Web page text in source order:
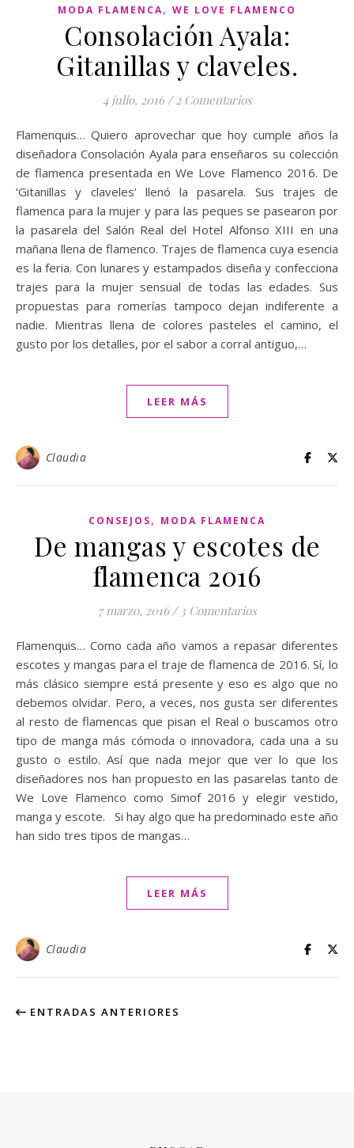
MODA FLAMENCA, WE LOVE FLAMENCO
Consolación Ayala:
Gitanillas y claveles.
4 julio, 2016 / 2 Comentarios
Flamenquis… Quiero aprovechar que hoy cumple años la
diseñadora Consolación Ayala para enseñaros su colección
de flamenca presentada en We Love Flamenco 2016. De
‘Gitanillas y claveles’ llenó la pasarela. Sus trajes de
flamenca para la mujer y para las peques se pasearon por
la pasarela del Salón Real del Hotel Alfonso XIII en una
mañana llena de flamenco. Trajes de flamenca cuya esencia
es la feria. Con lunares y estampados diseña y confecciona
trajes para la mujer sensual de todas las edades. Sus
propuestas para romerías tampoco dejan indiferente a
nadie. Mientras llena de colores pasteles el camino, el
gusto por los detalles, por el sabor a corral antiguo,…
LEER MÁS
Claudia
CONSEJOS, MODA FLAMENCA
De mangas y escotes de
flamenca 2016
7 marzo, 2016 / 3 Comentarios
Flamenquis… Como cada año vamos a repasar diferentes
escotes y mangas para el traje de flamenca de 2016. Sí, lo
más clásico siempre está presente y eso es algo que no
debemos olvidar. Pero, a veces, nos gusta ser diferentes
al resto de flamencas que pisan el Real o buscamos otro
tipo de manga más cómoda o innovadora, cada una a su
gusto o estilo. Así que nada mejor que ver lo que los
diseñadores nos han propuesto en las pasarelas tanto de
We Love Flamenco como Simof 2016 y elegir vestido,
manga y escote. Si hay algo que ha predominado este año
han sido tres tipos de mangas…
LEER MÁS
Claudia
ENTRADAS ANTERIORES